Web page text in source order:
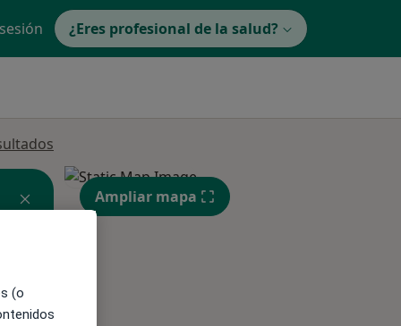
¿Eres profesional de la salud?
Ampliar mapa
(o